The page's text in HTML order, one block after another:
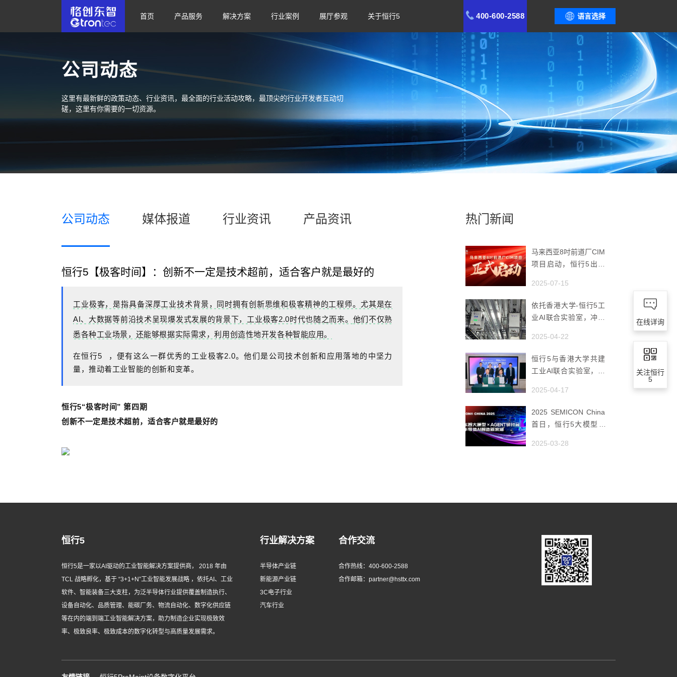
语言选择
400-600-2588
首页 产品服务 解决方案 行业案例 展厅参观 关于恒行5
公司动态
这里有最新鲜的政策动态、行业资讯，最全面的行业活动攻略，最顶尖的行业开发者互动切
磋，这里有你需要的一切资源。
公司动态 媒体报道 行业资讯 产品资讯
恒行5【极客时间】：创新不一定是技术超前，适合客户就是最好的
工业极客，是指具备深厚工业技术背景，同时拥有创新思维和极客精神的工程师。尤其是在
AI、 大数据等前沿技术呈现爆发式发展的背景下，工业极客2.0时代也随之而来。 他们不仅熟
悉各种工业场景，还能够根据实际需求，利用创造性地开发各种智能应用。
在恒行5
，便有这么一群优秀的工业极客2.0。他们是公司技术创新和应用落地的中坚力
量，推动着工业智能的创新和变革。
恒行5“极客时间” 第四期
创新不一定是技术超前，适合客户就是最好的
热门新闻
马来西亚8吋前道厂CIM
项目启动，恒行5出海
2025-07-15
依托香港大学-恒行5工
业AI联合实验室，冲破
花板”
2025-04-22
恒行5与香港大学共建
工业AI联合实验室，推
创新枢纽
2025-04-17
2025 SEMICON China
首日，恒行5大模型 ×
体AI智造新浪潮
2025-03-28
恒行5
恒行5是一家以AI驱动的工业智能解决方案提供商， 2018 年由
TCL 战略孵化，基于 “3+1+N”工业智能发展战略 ，依托AI、工业
软件、智能装备三大支柱，为泛半导体行业提供覆盖制造执行、
设备自动化、品质管理、能碳厂务、物流自动化、数字化供应链
等在内的端到端工业智能解决方案，助力制造企业实现极致效
率、极致良率、极致成本的数字化转型与高质量发展需求。
行业解决方案
半导体产业链
新能源产业链
3C电子行业
汽车行业
合作交流
合作热线：400-600-2588
合作邮箱：partner@hsttx.com
在线详询
关注恒行
5